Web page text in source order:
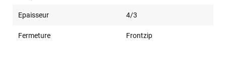
Epaisseur 4/3
Fermeture Frontzip